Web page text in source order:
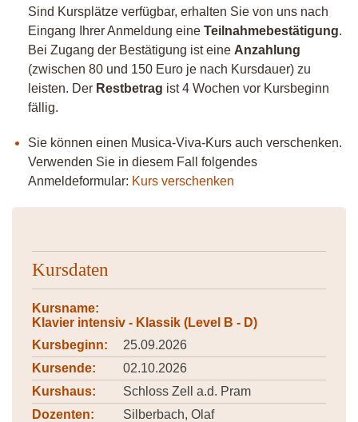
Sind Kursplätze verfügbar, erhalten Sie von uns nach
Eingang Ihrer Anmeldung eine Teilnahmebestätigung.
Bei Zugang der Bestätigung ist eine Anzahlung
(zwischen 80 und 150 Euro je nach Kursdauer) zu
leisten. Der Restbetrag ist 4 Wochen vor Kursbeginn
fällig.
Sie können einen Musica-Viva-Kurs auch verschenken.
Verwenden Sie in diesem Fall folgendes
Anmeldeformular: Kurs verschenken
Kursdaten
Kursname:
Klavier intensiv - Klassik (Level B - D)
Kursbeginn:
25.09.2026
Kursende:
02.10.2026
Kurshaus:
Schloss Zell a.d. Pram
Dozenten:
Silberbach, Olaf